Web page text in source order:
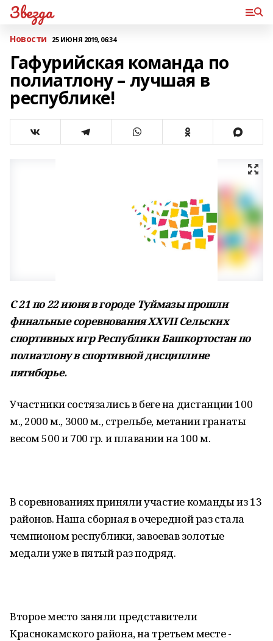
Звезда
Новости 25 ИЮНЯ 2019, 06:34
Гафурийская команда по
полиатлону – лучшая в
республике!
С 21 по 22 июня в городе Туймазы прошли
финальные соревнования XXVII Сельских
спортивных игр Республики Башкортостан по
полиатлону в спортивной дисциплине
пятиборье.
Участники состязались в беге на дистанции 100
м., 2000 м., 3000 м., стрельбе, метании гранаты
весом 500 и 700 гр. и плавании на 100 м.
В соревнованиях приняли участие команды из 13
районов. Наша сборная в очередной раз стала
чемпионом республики, завоевав золотые
медали уже в пятый раз подряд.
Второе место заняли представители
Краснокамского района, на третьем месте -